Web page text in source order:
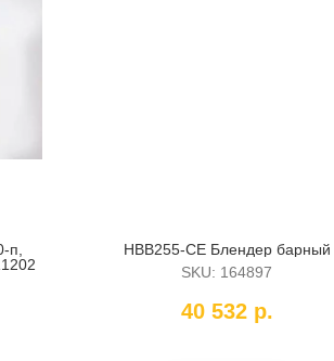
п,
HBB255-CE Блендер барный
SKU: 164897
40 532 р.